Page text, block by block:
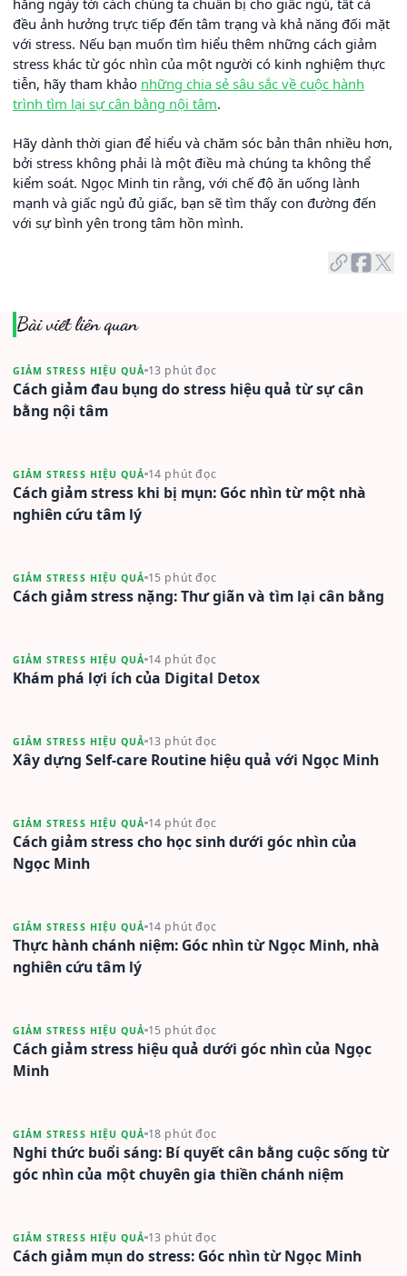
đều ảnh hưởng trực tiếp đến tâm trạng và khả năng đối mặt
với stress. Nếu bạn muốn tìm hiểu thêm những cách giảm
stress khác từ góc nhìn của một người có kinh nghiệm thực
tiễn, hãy tham khảo những chia sẻ sâu sắc về cuộc hành
trình tìm lại sự cân bằng nội tâm.
Hãy dành thời gian để hiểu và chăm sóc bản thân nhiều hơn,
bởi stress không phải là một điều mà chúng ta không thể
kiểm soát. Ngọc Minh tin rằng, với chế độ ăn uống lành
mạnh và giấc ngủ đủ giấc, bạn sẽ tìm thấy con đường đến
với sự bình yên trong tâm hồn mình.
Bài viết liên quan
GIẢM STRESS HIỆU QUẢ 13 phút đọc
Cách giảm đau bụng do stress hiệu quả từ sự cân
bằng nội tâm
GIẢM STRESS HIỆU QUẢ 14 phút đọc
Cách giảm stress khi bị mụn: Góc nhìn từ một nhà
nghiên cứu tâm lý
GIẢM STRESS HIỆU QUẢ 15 phút đọc
Cách giảm stress nặng: Thư giãn và tìm lại cân bằng
GIẢM STRESS HIỆU QUẢ 14 phút đọc
Khám phá lợi ích của Digital Detox
GIẢM STRESS HIỆU QUẢ 13 phút đọc
Xây dựng Self-care Routine hiệu quả với Ngọc Minh
GIẢM STRESS HIỆU QUẢ 14 phút đọc
Cách giảm stress cho học sinh dưới góc nhìn của
Ngọc Minh
GIẢM STRESS HIỆU QUẢ 14 phút đọc
Thực hành chánh niệm: Góc nhìn từ Ngọc Minh, nhà
nghiên cứu tâm lý
GIẢM STRESS HIỆU QUẢ 15 phút đọc
Cách giảm stress hiệu quả dưới góc nhìn của Ngọc
Minh
GIẢM STRESS HIỆU QUẢ 18 phút đọc
Nghi thức buổi sáng: Bí quyết cân bằng cuộc sống từ
góc nhìn của một chuyên gia thiền chánh niệm
GIẢM STRESS HIỆU QUẢ 13 phút đọc
Cách giảm mụn do stress: Góc nhìn từ Ngọc Minh